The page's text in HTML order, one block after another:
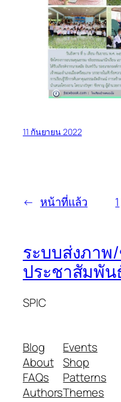
11 กันยายน 2022
← หน้าที่แล้ว 1
ระบบส่งภาพ
ประชาสัมพัน
SPIC
Blog
About
FAQs
Authors
Events
Shop
Patterns
Themes